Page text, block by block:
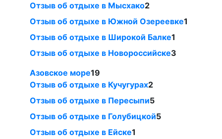
Отзыв об отдыхе в Мысхако2
Отзыв об отдыхе в Южной Озереевке1
Отзыв об отдыхе в Широкой Балке1
Отзыв об отдыхе в Новороссийске3
Азовское море19
Отзыв об отдыхе в Кучугурах2
Отзыв об отдыхе в Пересыпи5
Отзыв об отдыхе в Голубицкой5
Отзыв об отдыхе в Ейске1